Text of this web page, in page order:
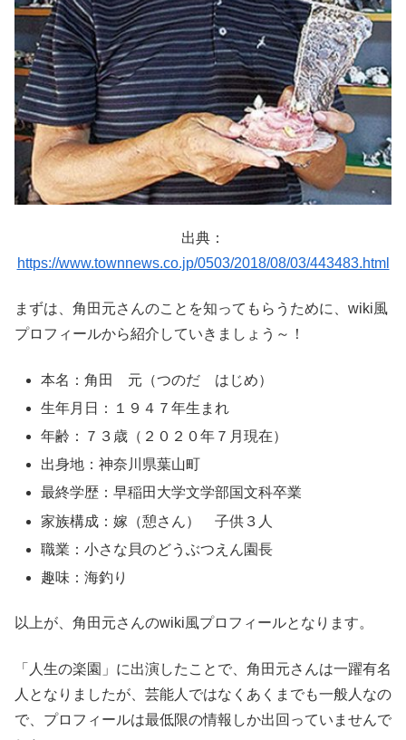
出典：
https://www.townnews.co.jp/0503/2018/08/03/443483.html
まずは、角田元さんのことを知ってもらうために、wiki風
プロフィールから紹介していきましょう～！
本名：角田 元（つのだ はじめ）
生年月日：１９４７年生まれ
年齢：７３歳（２０２０年７月現在）
出身地：神奈川県葉山町
最終学歴：早稲田大学文学部国文科卒業
家族構成：嫁（憩さん） 子供３人
職業：小さな貝のどうぶつえん園長
趣味：海釣り
以上が、角田元さんのwiki風プロフィールとなります。
「人生の楽園」に出演したことで、角田元さんは一躍有名
人となりましたが、芸能人ではなくあくまでも一般人なの
で、プロフィールは最低限の情報しか出回っていませんで